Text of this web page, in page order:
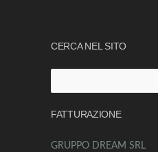
CERCA NEL SITO
per:
FATTURAZIONE
GRUPPO DREAM SRL